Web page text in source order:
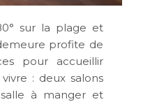
sur la plage et
profite de
pour accueillir
: deux salons
à manger et